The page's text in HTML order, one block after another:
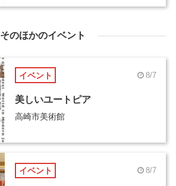
そのほかのイベント
イベント 8/7
美しいユートピア
高崎市美術館
イベント 8/7